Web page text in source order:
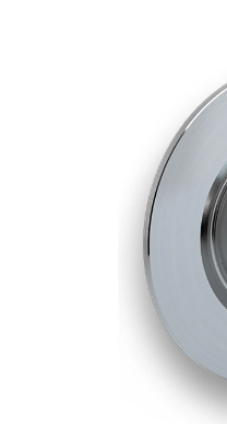
disc frâna
Grosime
minima
Numar
pistoane
Diametru
exterior
Numar
gauri
Diametru
de centrare
Asezare